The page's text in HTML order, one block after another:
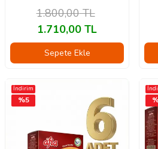
1.800,00TL
1.710,00 TL
Sepete Ekle
İndirim
%5